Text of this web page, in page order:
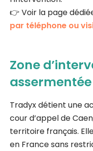
👉 Voir la page
par téléphone ou
Zone
Tradyx détient une
cour d’appel de
territoire français.
en France sans